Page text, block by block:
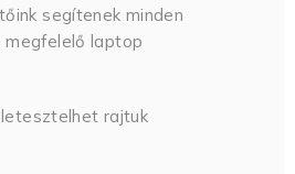
segítenek minden
megfelelő laptop
rajtuk